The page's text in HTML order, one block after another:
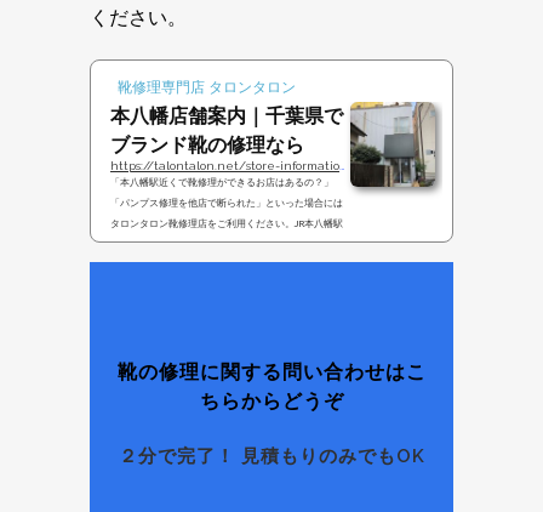
ください。
靴修理専門店 タロンタロン
本八幡店舗案内｜千葉県で
ブランド靴の修理なら
「本八幡駅近くで靴修理ができるお店はあるの？」
「パンプス修理を他店で断られた」といった場合には
タロンタロン靴修理店をご利用ください。JR本八幡駅
から徒歩２分にありますのでお気軽にどうぞ。千葉県
で靴修理の専門店をお探しの場合にはこちらのページ
ない場合には電話にてご連絡ください。他店にて断ら
靴の修理に関する問い合わせはこ
ちらからどうぞ
２分で完了！ 見積もりのみでもOK